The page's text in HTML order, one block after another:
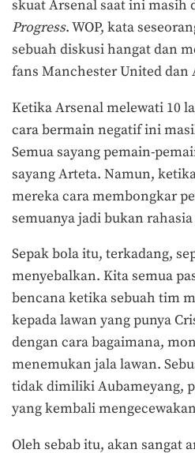
skuat Arsenal saat ini masih
Progress. WOP, kata
sebuah diskusi hangat dan
fans Manchester United dan
Ketika Arsenal melewati 10
cara bermain negatif ini
Semua sayang pemain-
sayang Arteta. Namun,
mereka cara membongkar
semuanya jadi bukan
Sepak bola itu, terkadang,
menyebalkan. Kita semua
bencana ketika sebuah tim
kepada lawan yang punya
dengan cara bagaimana,
menemukan jala lawan.
tidak dimiliki Aubameyang,
yang kembali
Oleh sebab itu, akan sangat